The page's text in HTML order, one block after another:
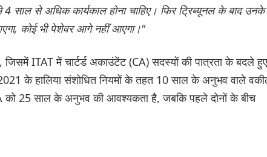
से अधिक कार्यकाल होना चाहिए। फिर ट्रिब्यूनल के बाद उनके
कोई भी पेशेवर आगे नहीं आएगा।"
जिसमें ITAT में चार्टर्ड अकाउंटेंट (CA) सदस्यों की पात्रता के बदले हुए
के हालिया संशोधित नियमों के तहत 10 साल के अनुभव वाले
25 साल के अनुभव की आवश्यकता है, जबकि पहले दोनों के बीच